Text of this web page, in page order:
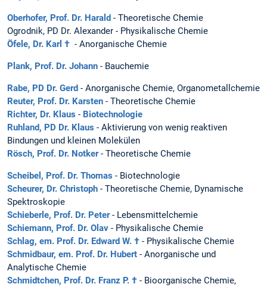
Oberhofer, Prof. Dr. Harald - Theoretische Chemie
Ogrodnik, PD Dr. Alexander - Physikalische Chemie
Öfele, Dr. Karl † - Anorganische Chemie
Plank, Prof. Dr. Johann - Bauchemie
Rabe, PD Dr. Gerd - Anorganische Chemie, Organometallchemie
Reuter, Prof. Dr. Karsten - Theoretische Chemie
Richter, Dr. Klaus - Biotechnologie
Ruhland, PD Dr. Klaus - Aktivierung von wenig reaktiven
Bindungen und kleinen Molekülen
Rösch, Prof. Dr. Notker- Theoretische Chemie
Scheibel, Prof. Dr. Thomas - Biotechnologie
Scheurer, Dr. Christoph - Theoretische Chemie, Dynamische
Spektroskopie
Schieberle, Prof. Dr. Peter- Lebensmittelchemie
Schiemann, Prof. Dr. Olav - Physikalische Chemie
Schlag, em. Prof. Dr. Edward W. † - Physikalische Chemie
Schmidbaur, em. Prof. Dr. Hubert - Anorganische und
Analytische Chemie
Schmidtchen, Prof. Dr. Franz P. † - Bioorganische Chemie,